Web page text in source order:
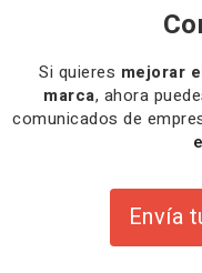
Si quieres mejorar
marca, ahora
comunicados de
Envía